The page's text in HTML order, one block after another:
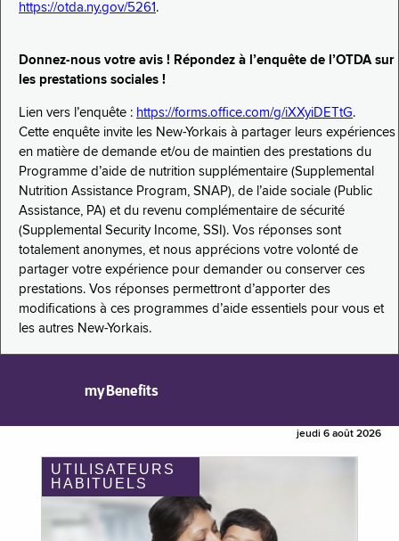
https://otda.ny.gov/5261 .
Donnez-nous votre avis ! Répondez à l’enquête de l’OTDA sur
les prestations sociales !
Lien vers l’enquête : https://forms.office.com/g/iXXyiDETtG.
Cette enquête invite les New-Yorkais à partager leurs expériences
en matière de demande et/ou de maintien des prestations du
Programme d’aide de nutrition supplémentaire (Supplemental
Nutrition Assistance Program, SNAP), de l’aide sociale (Public
Assistance, PA) et du revenu complémentaire de sécurité
(Supplemental Security Income, SSI). Vos réponses sont
totalement anonymes, et nous apprécions votre volonté de
partager votre expérience pour demander ou conserver ces
prestations. Vos réponses permettront d’apporter des
modifications à ces programmes d’aide essentiels pour vous et
les autres New-Yorkais.
myBenefits
jeudi 6 août 2026
UTILISATEURS
HABITUELS